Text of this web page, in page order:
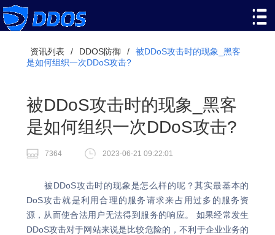
资讯列表 / DDOS防御 /
被DDoS攻击时的现象_黑客
是如何组织一次DDoS攻击?
被DDoS攻击时的现象_黑客
是如何组织一次DDoS攻击?
7364 2023-06-21 09:22:01
被DDoS攻击时的现象是怎么样的呢？其实最基本的
DoS攻击就是利用合理的服务请求来占用过多的服务资
源，从而使合法用户无法得到服务的响应。 如果经常发生
DDoS攻击对于网站来说是比较危险的，不利于企业业务的